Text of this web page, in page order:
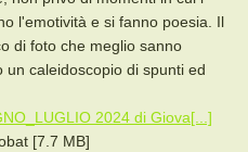
l'emotività e si fanno poesia. Il
di foto che meglio sanno
un caleidoscopio di spunti ed
2024 di Giova[...]
[7.7 MB]